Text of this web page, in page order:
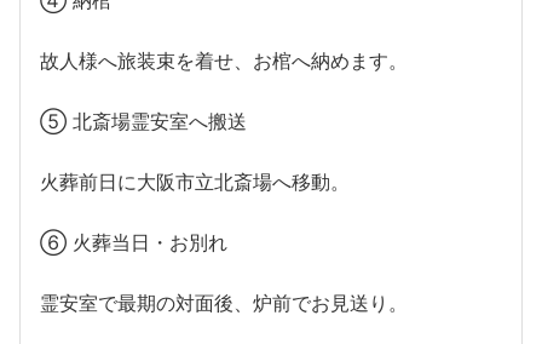
故人様へ旅装束を着せ、お棺へ納めます。
⑤ 北斎場霊安室へ搬送
火葬前日に大阪市立北斎場へ移動。
⑥ 火葬当日・お別れ
霊安室で最期の対面後、炉前でお見送り。